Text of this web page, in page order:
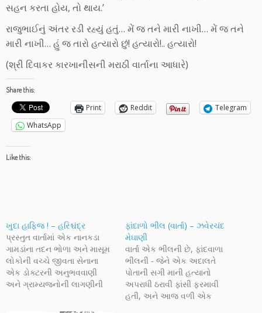
સહન કરતા હોય, તો થાય.’
રાજુભાઈનું અંતર રડી રહ્યું હતું… મેં જ તને મારી નાખી… મેં જ તને
મારી નાખી… હું જ તારો હત્યારો છું! હત્યારો!.. હત્યારો!
(શ્રી દિવાકર કારખાનીસની મરાઠી વાર્તાના આધારે)
Share this:
Print Reddit
Telegram
WhatsApp
Like this:
ખુદા હાફિજ ! – હરિશ્ચંદ્ર
પ્રસ્તુત વાર્તામાં એક નાનકડા
ગામડાંના તદન ભોળા અને માસૂમ
લોકોની વચ્ચે જીવતા સેનાના
એક ડોક્ટરની અનુભવવાણી
અને ગ્રામ્યજનોની લાગણીની
ફાંદાળો ભીલ (વાર્તા) – ઝવેરચંદ
મેઘાણી
વાર્તા એક ભીલની છે, ફાંદવાળા
ભીલની - જેને એક અદાલતે
પોતાની સગી માની હત્યાનો
અપરાધી ઠરાવી ફાંસી ફરમાવી
હતી, અને આજ વળી એક